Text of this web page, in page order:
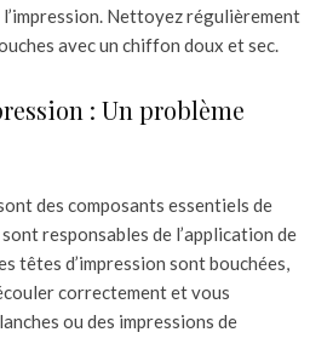
Nettoyez régulièrement
avec un chiffon doux et sec.
: Un problème
des composants essentiels de
responsables de l’application de
têtes d’impression sont bouchées,
correctement et vous
ou des impressions de